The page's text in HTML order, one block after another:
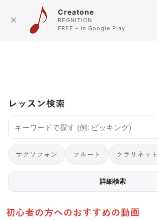
×
Creatone
REGNITION
FREE - In Google Play
レッスン検索
サクソフォン フルート クラリネット
詳細検索
初心者の方へのおすすめの動画